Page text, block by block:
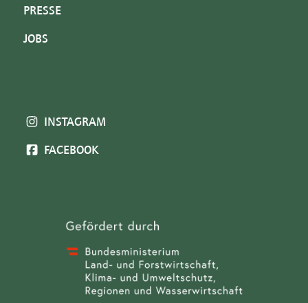
PRESSE
JOBS
INSTAGRAM
FACEBOOK